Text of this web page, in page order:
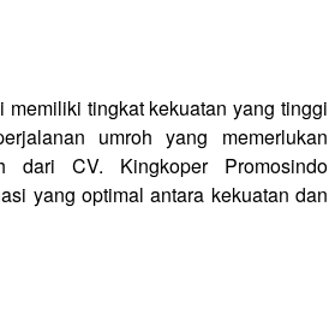
tingkat kekuatan yang tinggi
umroh yang memerlukan
dari CV. Kingkoper Promosindo
yang optimal antara kekuatan dan